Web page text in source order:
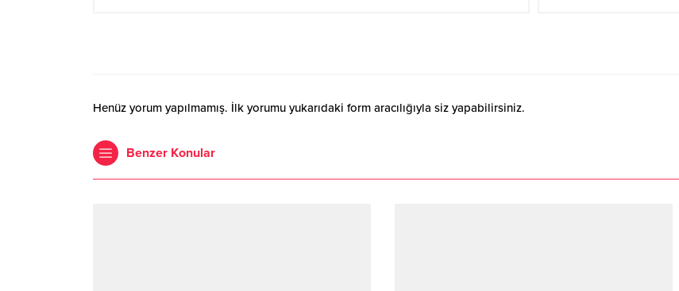
Henüz yorum yapılmamış. İlk yorumu yukarıdaki form aracılığıyla siz yapabilirsiniz.
Benzer Konular